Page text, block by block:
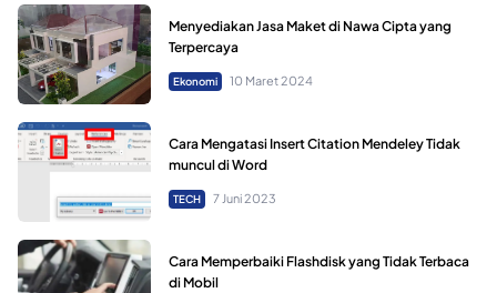
Menyediakan Jasa Maket di Nawa Cipta yang
Terpercaya
Ekonomi 10 Maret 2024
Cara Mengatasi Insert Citation Mendeley Tidak
muncul di Word
TECH 7 Juni 2023
Cara Memperbaiki Flashdisk yang Tidak Terbaca
di Mobil